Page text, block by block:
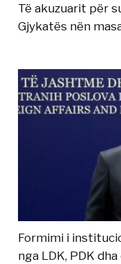
Të akuzuarit për
Gjykatës nën
Formimi i
nga LDK, PDK